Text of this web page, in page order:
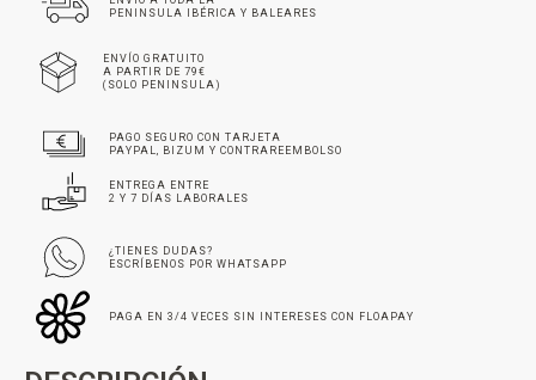
PENINSULA IBÉRICA Y BALEARES
ENVÍO GRATUITO
A PARTIR DE 79€
(SOLO PENINSULA)
PAGO SEGURO CON TARJETA
PAYPAL, BIZUM Y CONTRAREEMBOLSO
ENTREGA ENTRE
2 Y 7 DÍAS LABORALES
¿TIENES DUDAS?
ESCRÍBENOS POR WHATSAPP
PAGA EN 3/4 VECES SIN INTERESES CON FLOAPAY